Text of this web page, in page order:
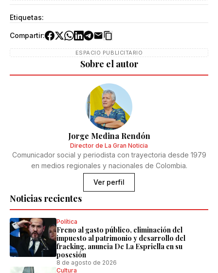
Etiquetas:
Compartir:
ESPACIO PUBLICITARIO
Noticias recientes
Política
Freno al gasto público, eliminación del
impuesto al patrimonio y desarrollo del
fracking, anuncia De La Espriella en su
posesión
8 de agosto de 2026
Cultura
Sobre el autor
Jorge Medina Rendón
Director de La Gran Noticia
Comunicador social y periodista con trayectoria desde 1979
en medios regionales y nacionales de Colombia.
Ver perfil